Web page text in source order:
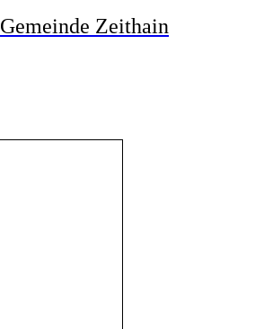
Gemeinde Zeithain